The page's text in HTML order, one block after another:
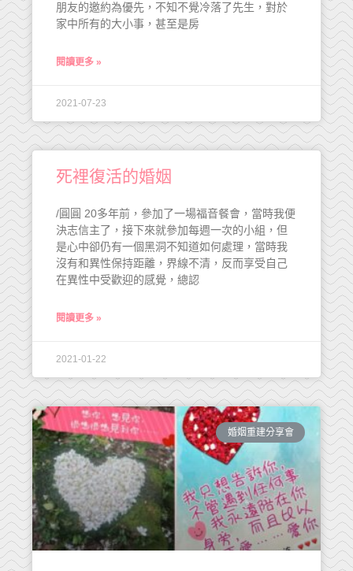
朋友的邀約為優先，不知不覺冷落了先生，對於
家中所有的大小事，甚至是房
閱讀更多 »
2021-07-23
死裡復活的婚姻
/圓圓 20多年前，參加了一場福音餐會，當時我便
決志信主了，接下來就參加每週一次的小組，但
是心中卻仍有一個黑洞不知道如何處理，當時我
沒有和異性保持距離，界線不清，反而享受自己
在異性中受歡迎的感覺，總認
閱讀更多 »
2021-01-22
婚姻重建分享會